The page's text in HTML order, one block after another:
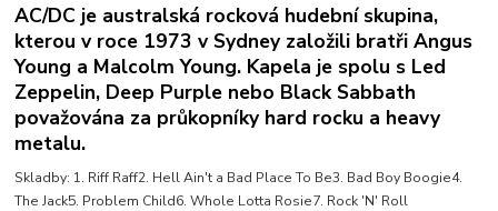
AC/DC je australská rocková hudební skupina,
kterou v roce 1973 v Sydney založili bratři Angus
Young a Malcolm Young. Kapela je spolu s Led
Zeppelin, Deep Purple nebo Black Sabbath
považována za průkopníky hard rocku a heavy
metalu.
Skladby: 1. Riff Raff2. Hell Ain't a Bad Place To Be3. Bad Boy Boogie4.
The Jack5. Problem Child6. Whole Lotta Rosie7. Rock 'N' Roll